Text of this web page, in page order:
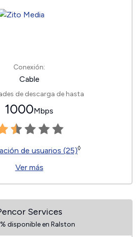
Conexión:
Cable
de descarga de hasta
1000Mbps
de usuarios (25)◊
Ver más
Services
disponible en Ralston